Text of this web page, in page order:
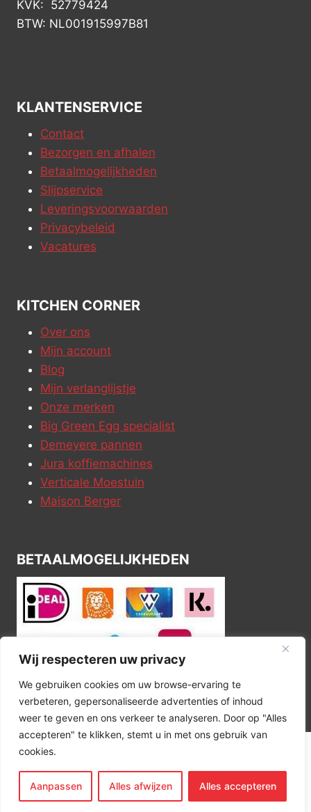
Wij respecteren uw privacy
We gebruiken cookies om uw browse-ervaring te
verbeteren, gepersonaliseerde advertenties of inhoud
weer te geven en ons verkeer te analyseren. Door op "Alles
accepteren" te klikken, stemt u in met ons gebruik van
cookies.
Aanpassen Alles afwijzen Alles accepteren
KVK: 52779424
BTW: NL001915997B81
KLANTENSERVICE
Contact
Bezorgen en afhalen
Betaalmogelijkheden
Slijpservice
Leveringsvoorwaarden
Privacybeleid
Vacatures
KITCHEN CORNER
Over ons
Mijn account
Blog
Mijn verlanglijstje
Onze merken
Big Green Egg specialist
Demeyere pannen
Jura koffiemachines
Verticale Moestuin
Maison Berger
BETAALMOGELIJKHEDEN
© 2026 Kitchen Corner